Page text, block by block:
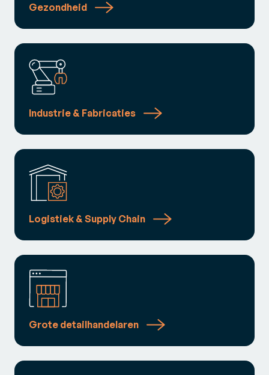
Gezondheid
Industrie & Fabricaties
Logistiek & Supply Chain
Grote detailhandelaren